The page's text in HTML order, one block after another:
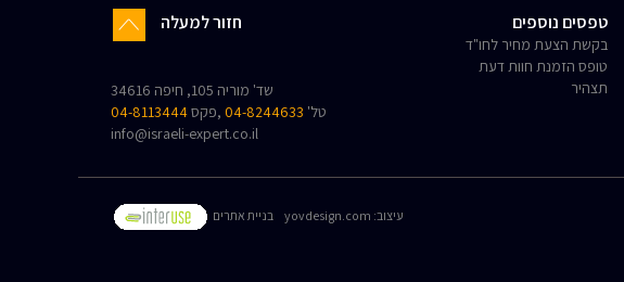
טפסים נוספים
בקשת הצעת מחיר לחו"ד
טופס הזמנת חוות דעת
תצהיר
חזור למעלה
שד' מוריה 105, חיפה 34616
טל' 04-8244633 ,פקס04-8113444
info@israeli-expert.co.il
בניית אתרים yovdesign.com :עיצוב